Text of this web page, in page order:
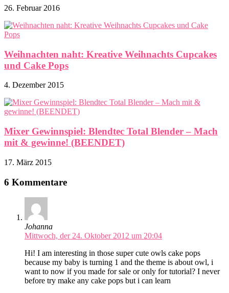
26. Februar 2016
Weihnachten naht: Kreative Weihnachts Cupcakes
und Cake Pops
4. Dezember 2015
Mixer Gewinnspiel: Blendtec Total Blender – Mach
mit & gewinne! (BEENDET)
17. März 2015
6 Kommentare
Johanna
Mittwoch, der 24. Oktober 2012 um 20:04
Hi! I am interesting in those super cute owls cake pops
because my baby is turning 1 and the theme is about owl, i
want to now if you made for sale or only for tutorial? I never
before try make any cake pops but i can learn